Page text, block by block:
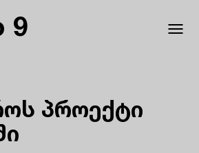
9
პროექტი